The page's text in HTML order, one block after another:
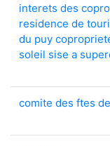
interets des
residence de
du puy
soleil sise a
comite des ftes